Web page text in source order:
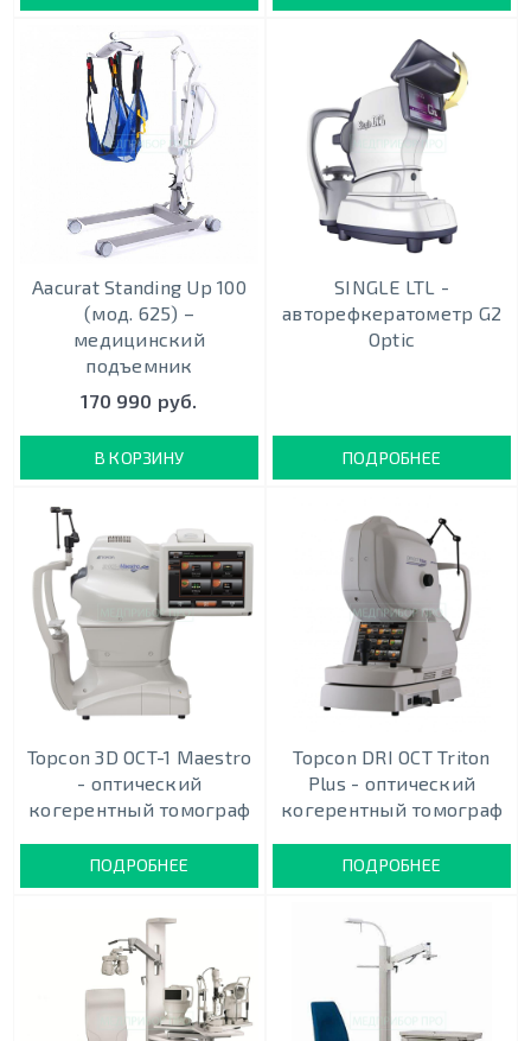
Aacurat Standing Up 100
(мод. 625) –
медицинский
подъемник
170 990 руб.
В КОРЗИНУ
SINGLE LTL -
авторефкератометр G2
Optic
ПОДРОБНЕЕ
Topcon 3D OCT-1 Maestro
- оптический
когерентный томограф
ПОДРОБНЕЕ
Topcon DRI OCT Triton
Plus - оптический
когерентный томограф
ПОДРОБНЕЕ